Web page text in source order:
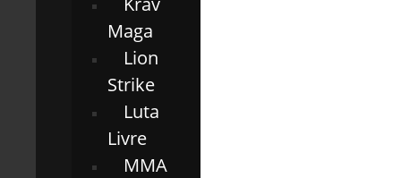
Maga
Lion
Strike
Luta
Livre
MMA